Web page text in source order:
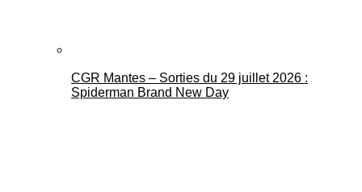
CGR Mantes – Sorties du 29 juillet 2026 :
Spiderman Brand New Day